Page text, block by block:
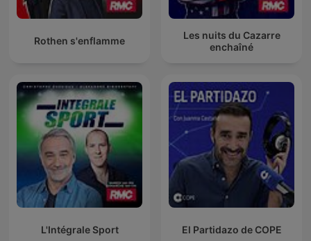
Rothen s'enflamme
Les nuits du Cazarre
enchaîné
L'Intégrale Sport El Partidazo de COPE